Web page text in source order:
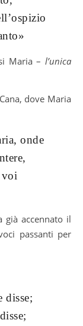
Maria – l’unica
dove Maria
onde
voi
già accennato il
passanti per
disse;